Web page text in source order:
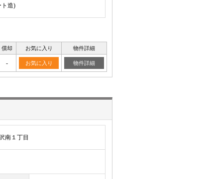
ト造)
償却 お気に入り 物件詳細
- お気に入り 物件詳細
南１丁目